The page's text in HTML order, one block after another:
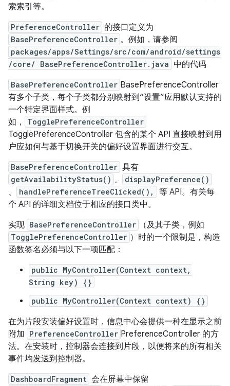
索索引等。
PreferenceController 的接口定义为
BasePreferenceController 。例如，请参阅
packages/apps/Settings/src/com/android/settings
/core/ BasePreferenceController.java 中的代码
BasePreferenceController BasePreferenceController
有多个子类，每个子类都分别映射到“设置”应用默认支持的
一个特定界面样式。例
如，
TogglePreferenceController
TogglePreferenceController 包含的某个 API 直接映射到用
户应如何与基于切换开关的偏好设置界面进行交互。
BasePreferenceController 具有
getAvailabilityStatus() 、 displayPreference()
、 handlePreferenceTreeClicked(),
等 API。有关每
个 API 的详细文档位于相应的接口类中。
实现 BasePreferenceController （及其子类，例如
TogglePreferenceController ）时的一个限制是，构造
函数签名必须与以下一项匹配：
public MyController(Context context,
String key) {}
public MyController(Context context) {}
在为片段安装偏好设置时，信息中心会提供一种在显示之前
附加 PreferenceController PreferenceController 的方
法。在安装时，控制器会连接到片段，以便将来的所有相关
事件均发送到控制器。
DashboardFragment 会在屏幕中保留